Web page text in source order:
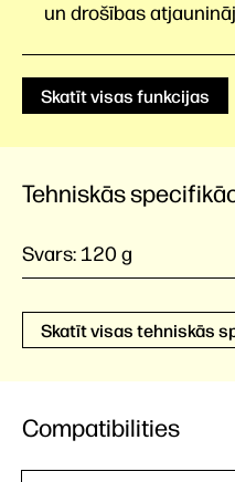
un drošības
Skatīt visas funkcijas
Tehniskās
Svars: 120 g
Compatibilities